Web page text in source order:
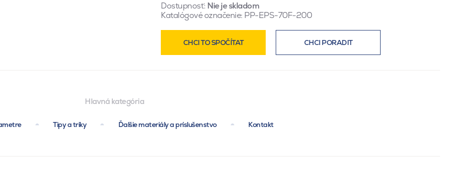
Dostupnosť: Nie je skladom
Katalógové označenie: PP-EPS-70F-200
CHCI TO SPOČÍTAT CHCI PORADIT
Hlavná kategória
Tipy a triky Ďalšie materiály a príslušenstvo Kontakt